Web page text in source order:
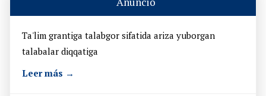
Ta'lim grantiga talabgor sifatida ariza yuborgan
talabalar diqqatiga
Leer más →